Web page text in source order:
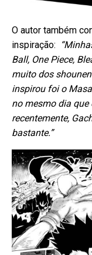
O autor também
inspiração:
Ball, One Piece,
muito dos
inspirou foi o
no mesmo dia que
recentemente,
bastante.”